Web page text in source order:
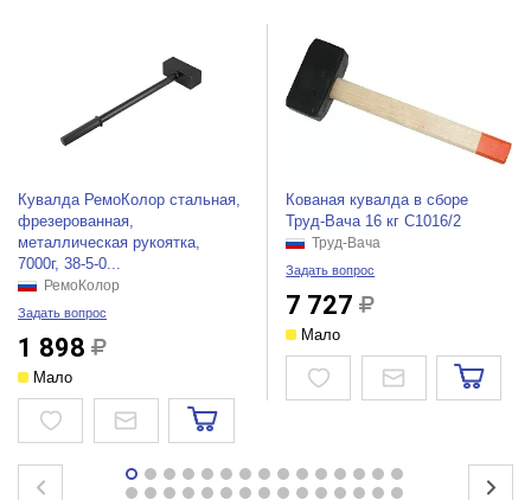
Кувалда РемоКолор стальная,
фрезерованная,
металлическая рукоятка,
7000г, 38-5-0...
РемоКолор
Задать вопрос
1 898
Мало
Кованая кувалда в сборе
Труд-Вача 16 кг С1016/2
Труд-Вача
Задать вопрос
7 727
Мало